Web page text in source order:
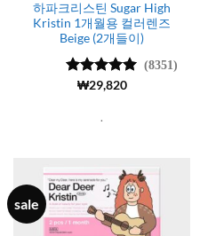
하파크리스틴 Sugar High
Kristin 1개월용 컬러렌즈
Beige (2개들이)
5 중에서
(8351)
₩29,820
.
sale